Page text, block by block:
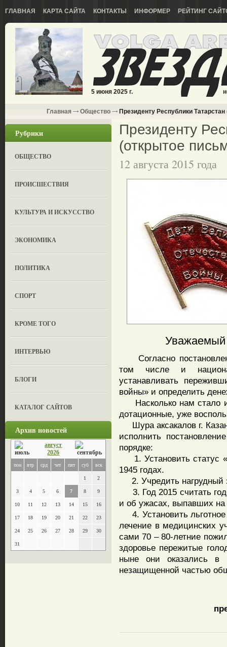
ГЛАВНАЯ КАРТА САЙТА КОНТАКТЫ ИНФОРМЕР РЕЙТИНГ
5 июня 2025 г.
Главная Общество Президенту Республики
Рубрики
ОБЩЕСТВО
ПРОИСШЕСТВИЯ
КУЛЬТУРА И ИСКУССТВО
ЭКОНОМИКА
ПОЛИТИКА
СПОРТ
КРОМЕ ТОГО
ИНТЕРВЬЮ
БЛОГИ
КАТАЛОГ САЙТОВ
Архив новостей
август
2026
пон втр срд чет пят суб вск
1 2
3 4 5 6 7 8 9
10 11 12 13 14 15 16
17 18 19 20 21 22 23
24 25 26 27 28 29 30
31
Президенту
(открытое
12 августа 2015 года
Уважаемый
Согласно
том числе и
устанавливать
войны» и определить
Насколько нам стало
дотационные, уже
Шура аксакалов г.
исполнить
порядке:
1. Установить статус
1945 годах.
2. Учредить нагрудный
3. Год 2015 считать
и об ужасах, выпавших
4. Установить льготное
лечение в медицинских
сами 70 – 80-летние
здоровье пережитые
ныне они оказались в
незащищенной частью